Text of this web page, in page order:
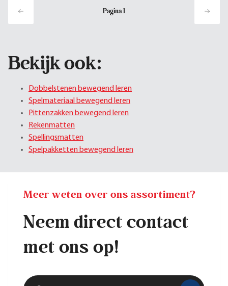
Pagina1
Bekijk ook:
Dobbelstenen bewegend leren
Spelmateriaal bewegend leren
Pittenzakken bewegend leren
Rekenmatten
Spellingsmatten
Spelpakketten bewegend leren
Meer weten over ons assortiment?
Neem direct contact
met ons op!